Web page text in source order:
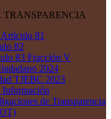
81
82
83 Fracción V
2024
TJEBC 2023
Información
de Transparencia